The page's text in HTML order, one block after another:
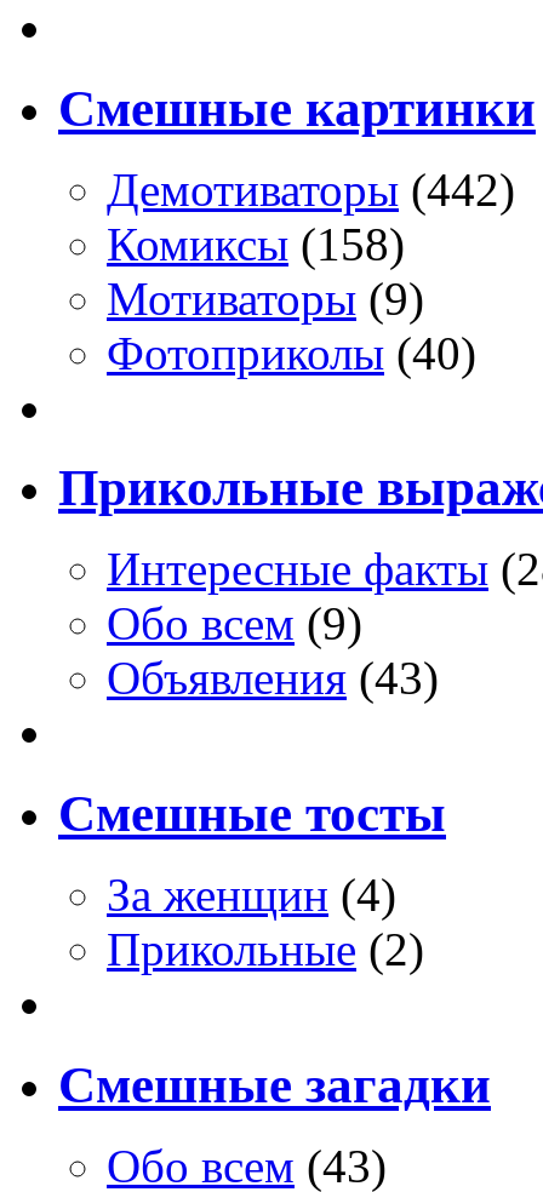
Смешные картинки
Демотиваторы (442)
Комиксы (158)
Мотиваторы (9)
Фотоприколы (40)
Прикольные
Интересные факты
Обо всем (9)
Объявления (43)
Смешные тосты
За женщин (4)
Прикольные (2)
Смешные загадки
Обо всем (43)